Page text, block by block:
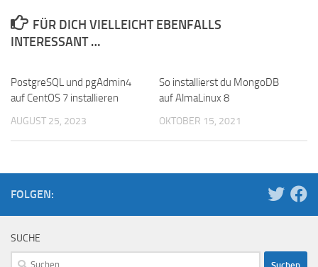
FÜR DICH VIELLEICHT EBENFALLS
INTERESSANT …
PostgreSQL und pgAdmin4
auf CentOS 7 installieren
AUGUST 25, 2023
So installierst du MongoDB
auf AlmaLinux 8
OKTOBER 15, 2021
FOLGEN:
SUCHE
Suchen